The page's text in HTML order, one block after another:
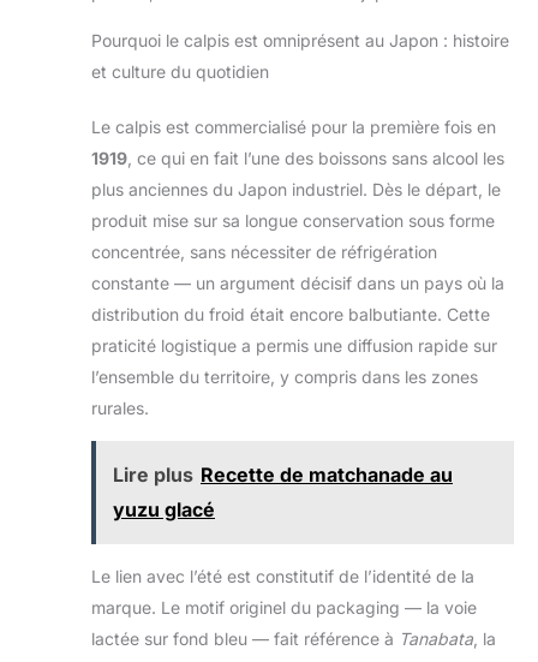
Pourquoi le calpis est omniprésent au Japon : histoire
et culture du quotidien
Le calpis est commercialisé pour la première fois en
1919 , ce qui en fait l’une des boissons sans alcool les
plus anciennes du Japon industriel. Dès le départ, le
produit mise sur sa longue conservation sous forme
concentrée, sans nécessiter de réfrigération
constante — un argument décisif dans un pays où la
distribution du froid était encore balbutiante. Cette
praticité logistique a permis une diffusion rapide sur
l’ensemble du territoire, y compris dans les zones
rurales.
Lire plus Recette de matchanade au
yuzu glacé
Le lien avec l’été est constitutif de l’identité de la
marque. Le motif originel du packaging — la voie
lactée sur fond bleu — fait référence à Tanabata , la